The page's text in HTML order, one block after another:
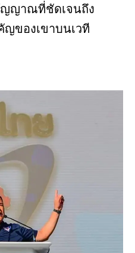
ญญาณที่ชัดเจนถึง
ของเขาบนเวที